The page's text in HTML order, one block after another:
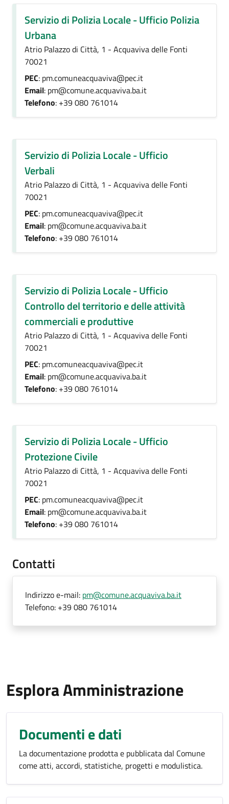
Servizio di Polizia Locale - Ufficio Polizia
Urbana
Atrio Palazzo di Città, 1 - Acquaviva delle Fonti
70021
PEC: pm.comuneacquaviva@pec.it
Email: pm@comune.acquaviva.ba.it
Telefono: +39 080 761014
Servizio di Polizia Locale - Ufficio
Verbali
Atrio Palazzo di Città, 1 - Acquaviva delle Fonti
70021
PEC: pm.comuneacquaviva@pec.it
Email: pm@comune.acquaviva.ba.it
Telefono: +39 080 761014
Servizio di Polizia Locale - Ufficio
Controllo del territorio e delle attività
commerciali e produttive
Atrio Palazzo di Città, 1 - Acquaviva delle Fonti
70021
PEC: pm.comuneacquaviva@pec.it
Email: pm@comune.acquaviva.ba.it
Telefono: +39 080 761014
Servizio di Polizia Locale - Ufficio
Protezione Civile
Atrio Palazzo di Città, 1 - Acquaviva delle Fonti
70021
PEC: pm.comuneacquaviva@pec.it
Email: pm@comune.acquaviva.ba.it
Telefono: +39 080 761014
Contatti
Indirizzo e-mail: pm@comune.acquaviva.ba.it
Telefono: +39 080 761014
Esplora Amministrazione
Documenti e dati
La documentazione prodotta e pubblicata dal Comune
come atti, accordi, statistiche, progetti e modulistica.